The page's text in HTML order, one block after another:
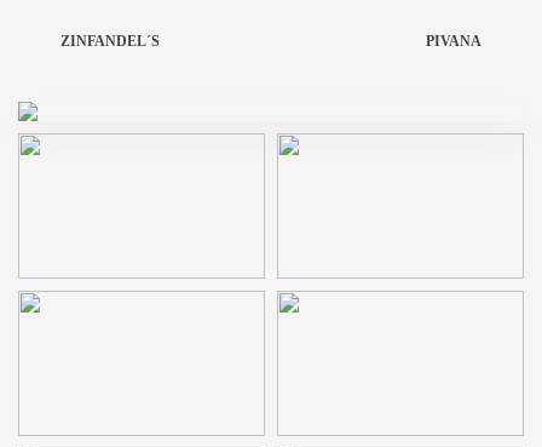
ZINFANDEL´S PIVANA